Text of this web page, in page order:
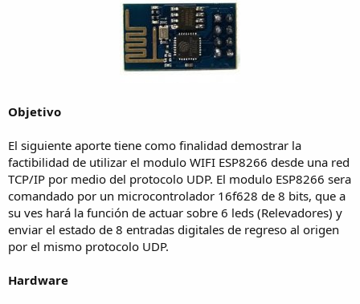
Objetivo
El siguiente aporte tiene como finalidad demostrar la
factibilidad de utilizar el modulo WIFI ESP8266 desde una red
TCP/IP por medio del protocolo UDP. El modulo ESP8266 sera
comandado por un microcontrolador 16f628 de 8 bits, que a
su ves hará la función de actuar sobre 6 leds (Relevadores) y
enviar el estado de 8 entradas digitales de regreso al origen
por el mismo protocolo UDP.
Hardware